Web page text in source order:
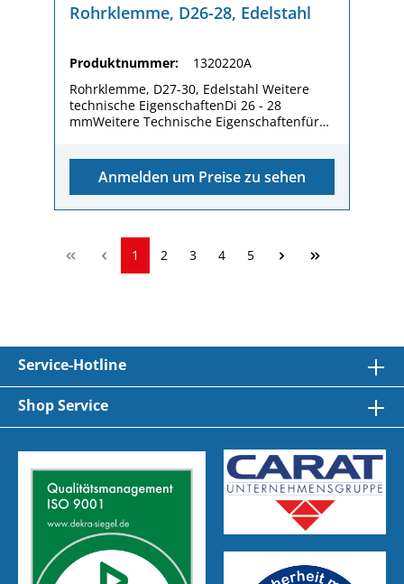
Rohrklemme, D26-28, Edelstahl
Produktnummer:
1320220A
Rohrklemme, D27-30, Edelstahl Weitere
technische EigenschaftenDi 26 - 28
mmWeitere Technische Eigenschaftenfür
PropertyMutter verschweißtComponent
Level 5AbgasschellePackaging dimension (L
Anmelden um Preise zu sehen
1 2 3 4 5
Service-Hotline
Shop Service